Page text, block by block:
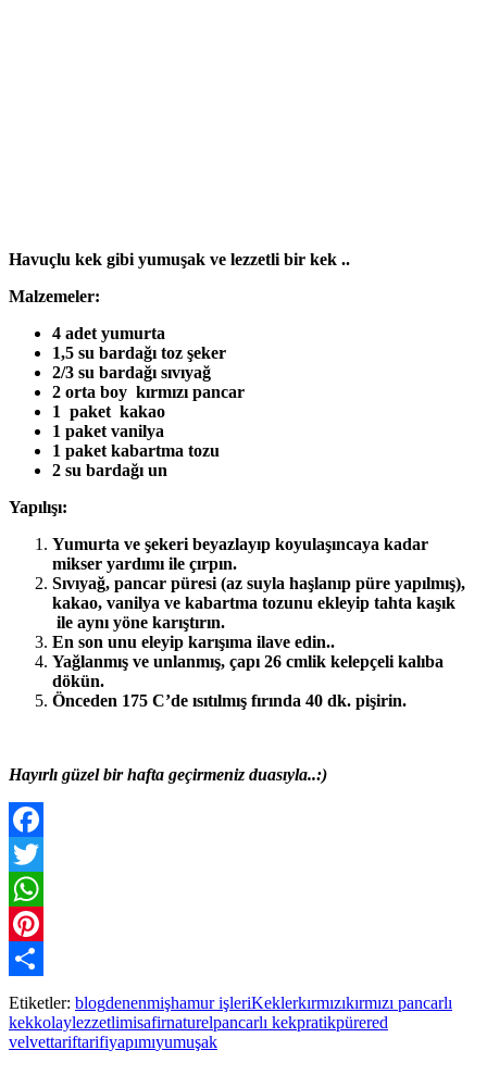
Havuçlu kek gibi yumuşak ve lezzetli bir kek ..
Malzemeler:
4 adet yumurta
1,5 su bardağı toz şeker
2/3 su bardağı sıvıyağ
2 orta boy kırmızı pancar
1 paket kakao
1 paket vanilya
1 paket kabartma tozu
2 su bardağı un
Yapılışı:
Yumurta ve şekeri beyazlayıp koyulaşıncaya kadar
mikser yardımı ile çırpın.
Sıvıyağ, pancar püresi (az suyla haşlanıp püre yapılmış),
kakao, vanilya ve kabartma tozunu ekleyip tahta kaşık
ile aynı yöne karıştırın.
En son unu eleyip karışıma ilave edin..
Yağlanmış ve unlanmış, çapı 26 cmlik kelepçeli kalıba
dökün.
Önceden 175 C’de ısıtılmış fırında 40 dk. pişirin.
Hayırlı güzel bir hafta geçirmeniz duasıyla..:)
Facebook
Twitter
WhatsApp
Pinterest
Paylaş
Etiketler: blogdenenmişhamur işleriKeklerkırmızıkırmızı pancarlı
kekkolaylezzetlimisafirnaturelpancarlı kekpratikpürered
velvettariftarifiyapımıyumuşak